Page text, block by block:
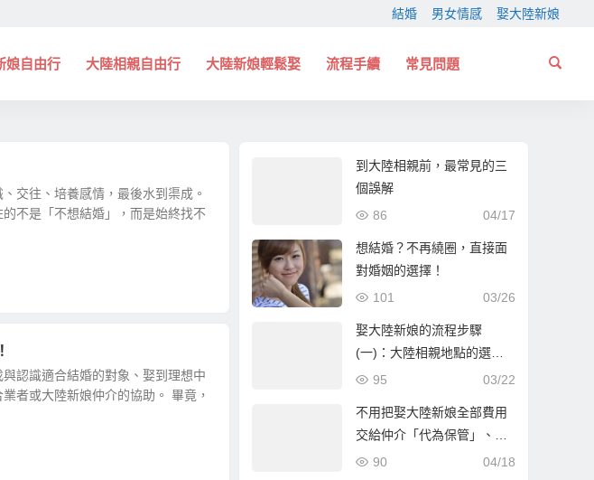
結婚 男女情感 娶大陸新娘
娘自由行 大陸相親自由行 大陸新娘輕鬆娶 流程手續 常見問題
交往、培養感情，最後水到渠成。
不是「不想結婚」，而是始終找不
認識適合結婚的對象、娶到理想中
者或大陸新娘仲介的協助。 畢竟，
到大陸相親前，最常見的三
個誤解
04/17
86
想結婚？不再繞圈，直接面
對婚姻的選擇！
03/26
101
娶大陸新娘的流程步驟
(一)：大陸相親地點的選
擇！
03/22
95
不用把娶大陸新娘全部費用
交給仲介「代為保管」、大
陸相親不用先付錢！大陸新
04/18
90